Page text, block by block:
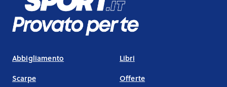
Abbigliamento
Scarpe
Libri
Offerte